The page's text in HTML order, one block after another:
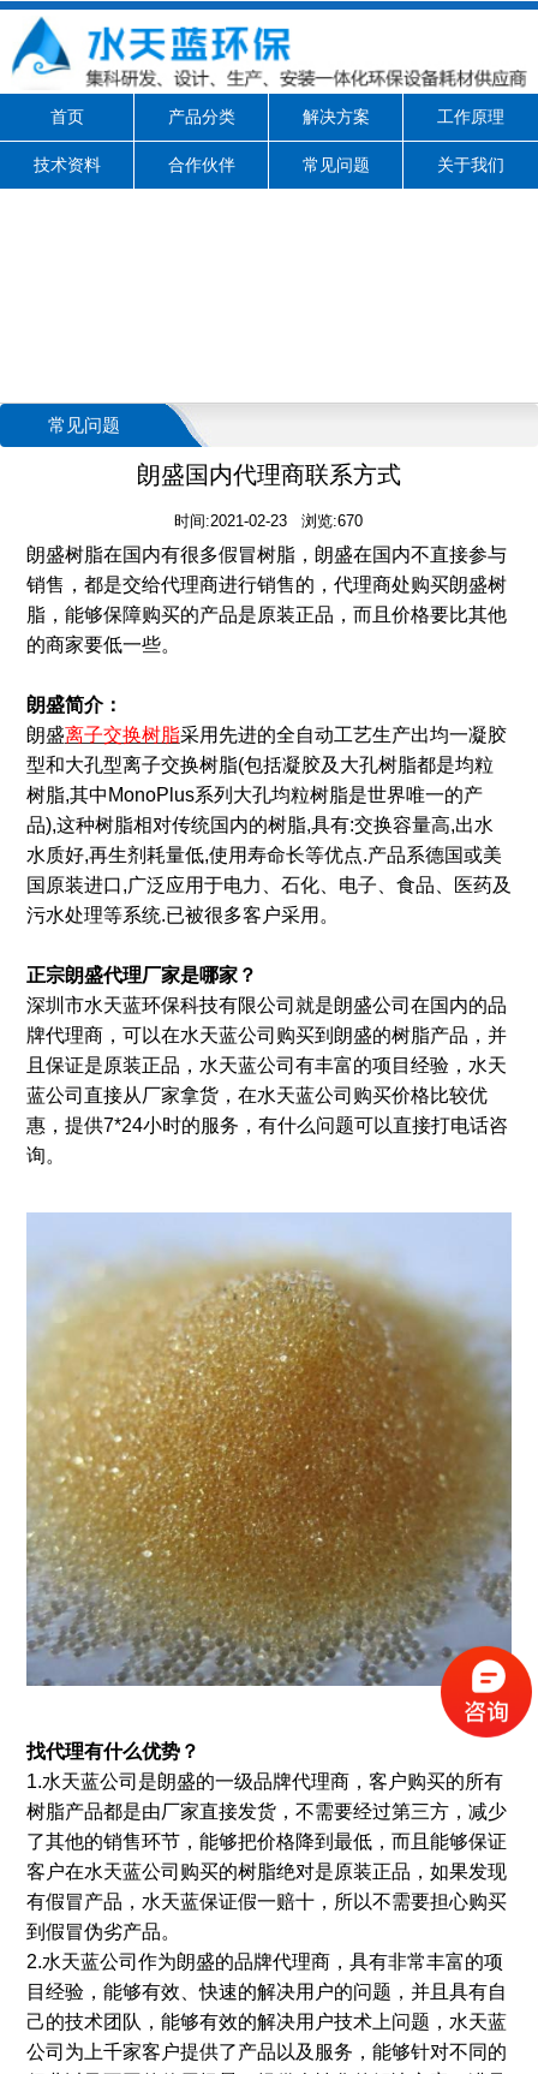
首页 产品分类 解决方案 工作原理
技术资料 合作伙伴 常见问题 关于我们
常见问题
朗盛国内代理商联系方式
时间:2021-02-23 浏览:670
朗盛树脂在国内有很多假冒树脂，朗盛在国内不直接参与
销售，都是交给代理商进行销售的，代理商处购买朗盛树
脂，能够保障购买的产品是原装正品，而且价格要比其他
的商家要低一些。
朗盛简介：
朗盛离子交换树脂采用先进的全自动工艺生产出均一凝胶
型和大孔型离子交换树脂(包括凝胶及大孔树脂都是均粒
树脂,其中MonoPlus系列大孔均粒树脂是世界唯一的产
品),这种树脂相对传统国内的树脂,具有:交换容量高,出水
水质好,再生剂耗量低,使用寿命长等优点.产品系德国或美
国原装进口,广泛应用于电力、石化、电子、食品、医药及
污水处理等系统.已被很多客户采用。
正宗朗盛代理厂家是哪家？
深圳市水天蓝环保科技有限公司就是朗盛公司在国内的品
牌代理商，可以在水天蓝公司购买到朗盛的树脂产品，并
且保证是原装正品，水天蓝公司有丰富的项目经验，水天
蓝公司直接从厂家拿货，在水天蓝公司购买价格比较优
惠，提供7*24小时的服务，有什么问题可以直接打电话咨
询。
找代理有什么优势？
1.水天蓝公司是朗盛的一级品牌代理商，客户购买的所有
树脂产品都是由厂家直接发货，不需要经过第三方，减少
了其他的销售环节，能够把价格降到最低，而且能够保证
客户在水天蓝公司购买的树脂绝对是原装正品，如果发现
有假冒产品，水天蓝保证假一赔十，所以不需要担心购买
到假冒伪劣产品。
2.水天蓝公司作为朗盛的品牌代理商，具有非常丰富的项
目经验，能够有效、快速的解决用户的问题，并且具有自
己的技术团队，能够有效的解决用户技术上问题，水天蓝
公司为上千家客户提供了产品以及服务，能够针对不同的